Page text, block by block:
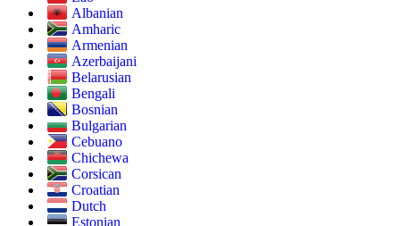
Albanian
Amharic
Armenian
Azerbaijani
Belarusian
Bengali
Bosnian
Bulgarian
Cebuano
Chichewa
Corsican
Croatian
Dutch
Estonian